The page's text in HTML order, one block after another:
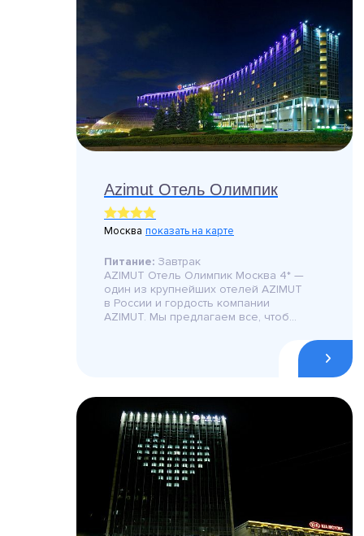
Azimut Отель Олимпик
Москва показать на карте
Питание: Завтрак
AZIMUT Отель Олимпик Москва 4* —
один из крупнейших отелей AZIMUT
в России и гордость компании
AZIMUT. Мы предлагаем все, чтоб...